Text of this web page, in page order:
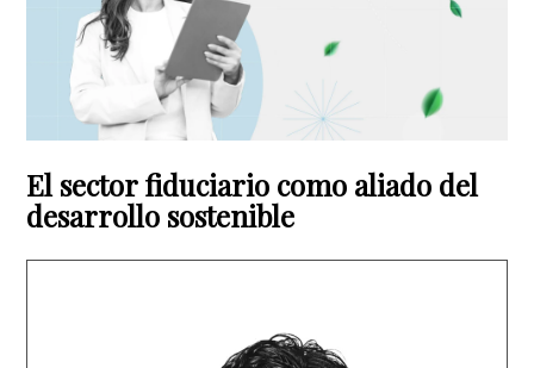
El sector fiduciario como aliado del
desarrollo sostenible